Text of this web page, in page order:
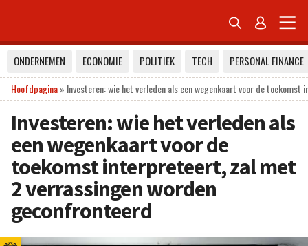
 
ONDERNEMEN ECONOMIE POLITIEK TECH
PERSONAL FINANCE
Hoofdpagina» Investeren: wie het verleden als een wegenkaart voor de
Investeren: wie het verleden als
een wegenkaart voor de
toekomst interpreteert, zal met
2 verrassingen worden
geconfronteerd